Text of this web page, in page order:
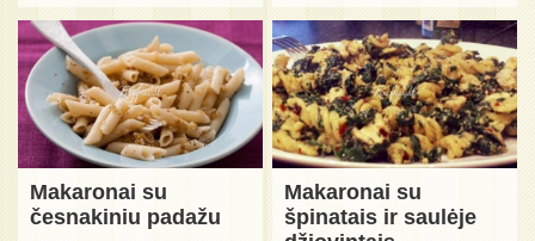
Makaronai su
česnakiniu padažu
Makaronai su
špinatais ir saulėje